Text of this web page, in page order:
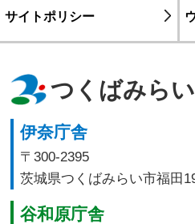
サイトポリシー
つくばみら
伊奈庁舎
〒300-2395
茨城県つくばみらい市福田
谷和原庁舎